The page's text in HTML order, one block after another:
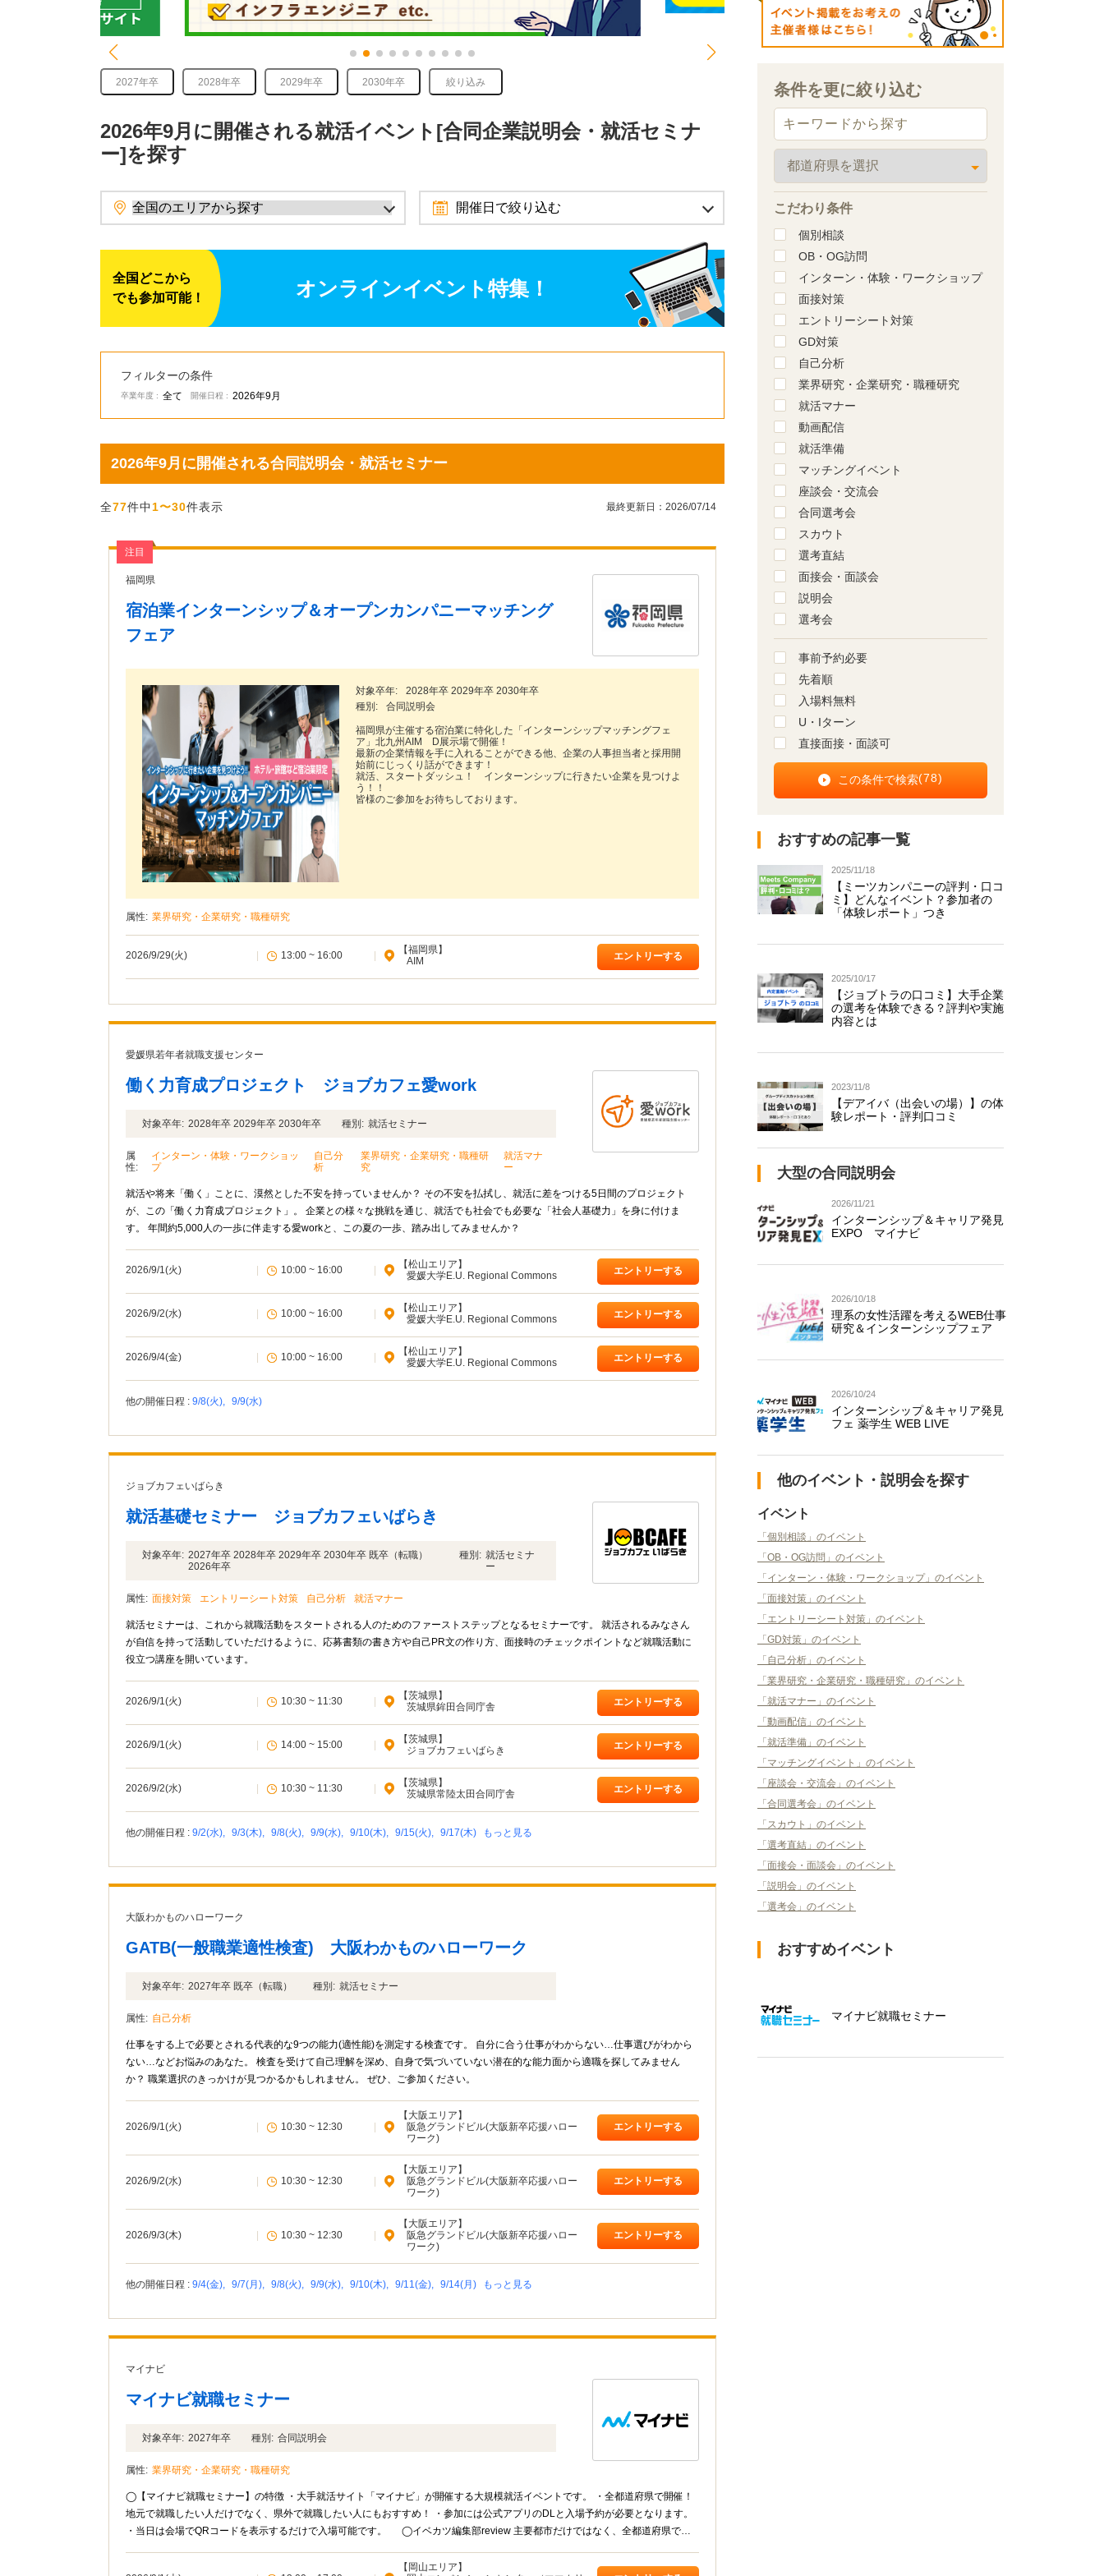
2027年卒 2028年卒 2029年卒 2030年卒 絞り込み
2026年9月に開催される就活イベント[合同企業説明会・就活セミナ
ー]を探す
開催日で絞り込む
2026年9月 10月
日 火 金 土
4 5
6 7 8 9 10 11 12
27
全国どこから
でも参加可能！
オンラインイベント特集！
フィルターの条件
卒業年度 : 全て 開催日程 : 2026年9月
2026年9月に開催される合同説明会・就活セミナー
全77件中1〜30件表示 最終更新日：2026/07/14
注目
福岡県
宿泊業インターンシップ＆オープンカンパニーマッチング
フェア
対象卒年:
2028年卒 2029年卒 2030年卒
種別:
合同説明会
福岡県が主催する宿泊業に特化した「インターンシップマッチングフェ
ア」北九州AIM D展示場で開催！
最新の企業情報を手に入れることができる他、企業の人事担当者と採用開
始前にじっくり話ができます！
就活、スタートダッシュ！ インターンシップに行きたい企業を見つけよ
う！！
皆様のご参加をお待ちしております。
属性: 業界研究・企業研究・職種研究
2026/9/29(火) 13:00 ~ 16:00
【福岡県】
AIM
エントリーする
愛媛県若年者就職支援センター
働く力育成プロジェクト ジョブカフェ愛work
対象卒年: 2028年卒 2029年卒 2030年卒 種別: 就活セミナー
属
性:
インターン・体験・ワークショッ
プ
自己分
析
業界研究・企業研究・職種研
究
就活マナ
ー
就活や将来「働く」ことに、漠然とした不安を持っていませんか？ その不安を払拭し、就活に差をつける5日間のプロジェクト
が、この「働く力育成プロジェクト」。 企業との様々な挑戦を通じ、就活でも社会でも必要な「社会人基礎力」を身に付けま
す。 年間約5,000人の一歩に伴走する愛workと、この夏の一歩、踏み出してみませんか？
2026/9/1(火) 10:00 ~ 16:00
【松山エリア】
愛媛大学E.U. Regional Commons
エントリーする
2026/9/2(水) 10:00 ~ 16:00
【松山エリア】
愛媛大学E.U. Regional Commons
エントリーする
2026/9/4(金) 10:00 ~ 16:00
【松山エリア】
愛媛大学E.U. Regional Commons
エントリーする
他の開催日程 : 9/8(火), 9/9(水)
ジョブカフェいばらき
就活基礎セミナー ジョブカフェいばらき
対象卒年: 2027年卒 2028年卒 2029年卒 2030年卒 既卒（転職）
2026年卒
種別: 就活セミナ
ー
属性: 面接対策 エントリーシート対策 自己分析 就活マナー
就活セミナーは、これから就職活動をスタートされる人のためのファーストステップとなるセミナーです。 就活されるみなさん
が自信を持って活動していただけるように、応募書類の書き方や自己PR文の作り方、面接時のチェックポイントなど就職活動に
役立つ講座を開いています。
2026/9/1(火) 10:30 ~ 11:30
【茨城県】
茨城県鉾田合同庁舎
エントリーする
2026/9/1(火) 14:00 ~ 15:00
【茨城県】
ジョブカフェいばらき
エントリーする
2026/9/2(水) 10:30 ~ 11:30
【茨城県】
茨城県常陸太田合同庁舎
エントリーする
他の開催日程 : 9/2(水), 9/3(木), 9/8(火), 9/9(水), 9/10(木), 9/15(火), 9/17(木) もっと見る
大阪わかものハローワーク
GATB(一般職業適性検査) 大阪わかものハローワーク
対象卒年: 2027年卒 既卒（転職） 種別: 就活セミナー
属性: 自己分析
仕事をする上で必要とされる代表的な9つの能力(適性能)を測定する検査です。 自分に合う仕事がわからない…仕事選びがわから
ない…などお悩みのあなた。 検査を受けて自己理解を深め、自身で気づいていない潜在的な能力面から適職を探してみません
か？ 職業選択のきっかけが見つかるかもしれません。 ぜひ、ご参加ください。
2026/9/1(火) 10:30 ~ 12:30
【大阪エリア】
阪急グランドビル(大阪新卒応援ハロー
ワーク)
エントリーする
2026/9/2(水) 10:30 ~ 12:30
【大阪エリア】
阪急グランドビル(大阪新卒応援ハロー
ワーク)
エントリーする
2026/9/3(木) 10:30 ~ 12:30
【大阪エリア】
阪急グランドビル(大阪新卒応援ハロー
ワーク)
エントリーする
他の開催日程 : 9/4(金), 9/7(月), 9/8(火), 9/9(水), 9/10(木), 9/11(金), 9/14(月) もっと見る
マイナビ
マイナビ就職セミナー
対象卒年: 2027年卒 種別: 合同説明会
属性: 業界研究・企業研究・職種研究
◯【マイナビ就職セミナー】の特徴 ・大手就活サイト「マイナビ」が開催する大規模就活イベントです。 ・全都道府県で開催！
地元で就職したい人だけでなく、県外で就職したい人にもおすすめ！ ・参加には公式アプリのDLと入場予約が必要となります。
・当日は会場でQRコードを表示するだけで入場可能です。 ◯イベカツ編集部review 主要都市だけではなく、全都道府県でお
参加したい」という方は、ぜひマイナビ就職セミナーに参加してください！ イベントによっては、入場予約特典が貰えたり講座
【岡山エリア】
条件を更に絞り込む
こだわり条件
個別相談
OB・OG訪問
インターン・体験・ワークショップ
面接対策
エントリーシート対策
GD対策
自己分析
業界研究・企業研究・職種研究
就活マナー
動画配信
就活準備
マッチングイベント
座談会・交流会
合同選考会
スカウト
選考直結
面接会・面談会
説明会
選考会
事前予約必要
先着順
入場料無料
U・Iターン
直接面接・面談可
(78)
おすすめの記事一覧
2025/11/18
【ミーツカンパニーの評判・口コ
ミ】どんなイベント？参加者の
「体験レポート」つき
2025/10/17
【ジョブトラの口コミ】大手企業
の選考を体験できる？評判や実施
内容とは
2023/11/8
【デアイバ（出会いの場）】の体
験レポート・評判口コミ
大型の合同説明会
2026/11/21
インターンシップ＆キャリア発見
EXPO マイナビ
2026/10/18
理系の女性活躍を考えるWEB仕事
研究＆インターンシップフェア
2026/10/24
インターンシップ＆キャリア発見
フェ 薬学生 WEB LIVE
他のイベント・説明会を探す
イベント
「個別相談」のイベント
「OB・OG訪問」のイベント
「インターン・体験・ワークショップ」のイベント
「面接対策」のイベント
「エントリーシート対策」のイベント
「GD対策」のイベント
「自己分析」のイベント
「業界研究・企業研究・職種研究」のイベント
「就活マナー」のイベント
「動画配信」のイベント
「就活準備」のイベント
「マッチングイベント」のイベント
「座談会・交流会」のイベント
「合同選考会」のイベント
「スカウト」のイベント
「選考直結」のイベント
「面接会・面談会」のイベント
「説明会」のイベント
「選考会」のイベント
おすすめイベント
マイナビ就職セミナー